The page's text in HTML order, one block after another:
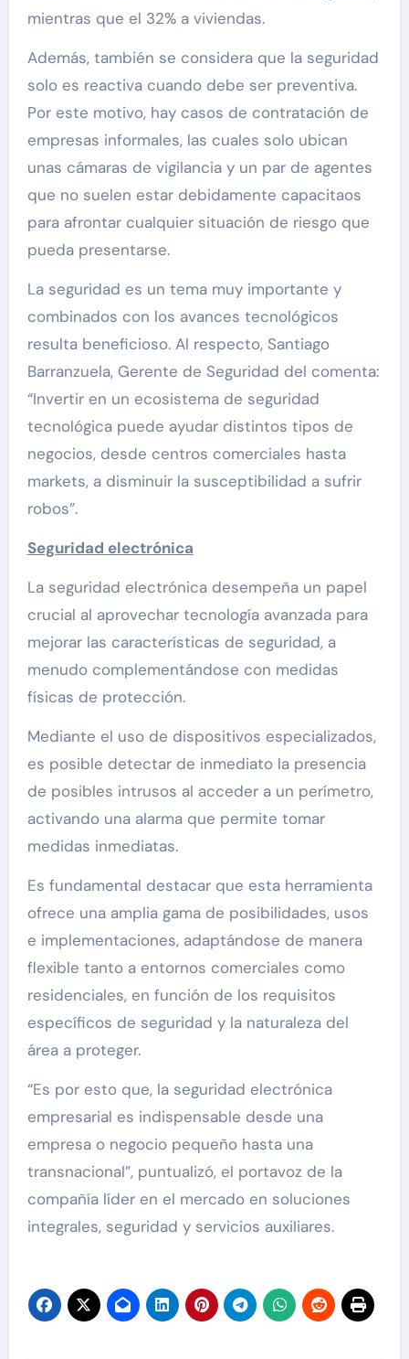
mientras que el 32% a viviendas.
Además, también se considera que la seguridad
solo es reactiva cuando debe ser preventiva.
Por este motivo, hay casos de contratación de
empresas informales, las cuales solo ubican
unas cámaras de vigilancia y un par de agentes
que no suelen estar debidamente capacitaos
para afrontar cualquier situación de riesgo que
pueda presentarse.
La seguridad es un tema muy importante y
combinados con los avances tecnológicos
resulta beneficioso. Al respecto, Santiago
Barranzuela, Gerente de Seguridad del comenta:
“Invertir en un ecosistema de seguridad
tecnológica puede ayudar distintos tipos de
negocios, desde centros comerciales hasta
markets, a disminuir la susceptibilidad a sufrir
robos”.
Seguridad electrónica
La seguridad electrónica desempeña un papel
crucial al aprovechar tecnología avanzada para
mejorar las características de seguridad, a
menudo complementándose con medidas
físicas de protección.
Mediante el uso de dispositivos especializados,
es posible detectar de inmediato la presencia
de posibles intrusos al acceder a un perímetro,
activando una alarma que permite tomar
medidas inmediatas.
Es fundamental destacar que esta herramienta
ofrece una amplia gama de posibilidades, usos
e implementaciones, adaptándose de manera
flexible tanto a entornos comerciales como
residenciales, en función de los requisitos
específicos de seguridad y la naturaleza del
área a proteger.
“Es por esto que, la seguridad electrónica
empresarial es indispensable desde una
empresa o negocio pequeño hasta una
transnacional”, puntualizó, el portavoz de la
compañía líder en el mercado en soluciones
integrales, seguridad y servicios auxiliares.